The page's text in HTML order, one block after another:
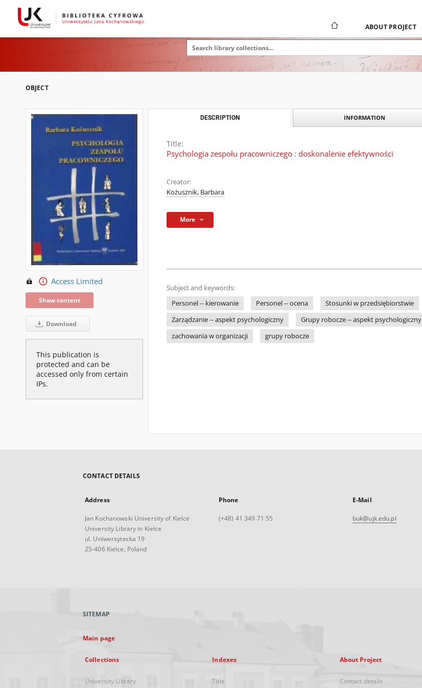
ABOUT PROJECT
OBJECT
Access Limited
Show content
Download
This publication is
protected and can be
accessed only from certain
IPs.
DESCRIPTION INFORMATION
Title:
Psychologia zespołu pracowniczego : doskonalenie efektywności
Creator:
Kożusznik, Barbara
More
Subject and keywords:
Personel -- kierowanie
Personel -- ocena Stosunki w przedsiębiorstwie
Zarządzanie -- aspekt psychologiczny
Grupy robocze -- aspekt psychologiczny
zachowania w organizacji
grupy robocze
CONTACT DETAILS
Address
Jan Kochanowski University of Kielce
University Library in Kielce
ul. Uniwersytecka 19
25-406 Kielce, Poland
Phone
(+48) 41 349 71 55
E-Mail
buk@ujk.edu.pl
SITEMAP
Main page
Collections
University Library
Indexes
Title
About Project
Contact details